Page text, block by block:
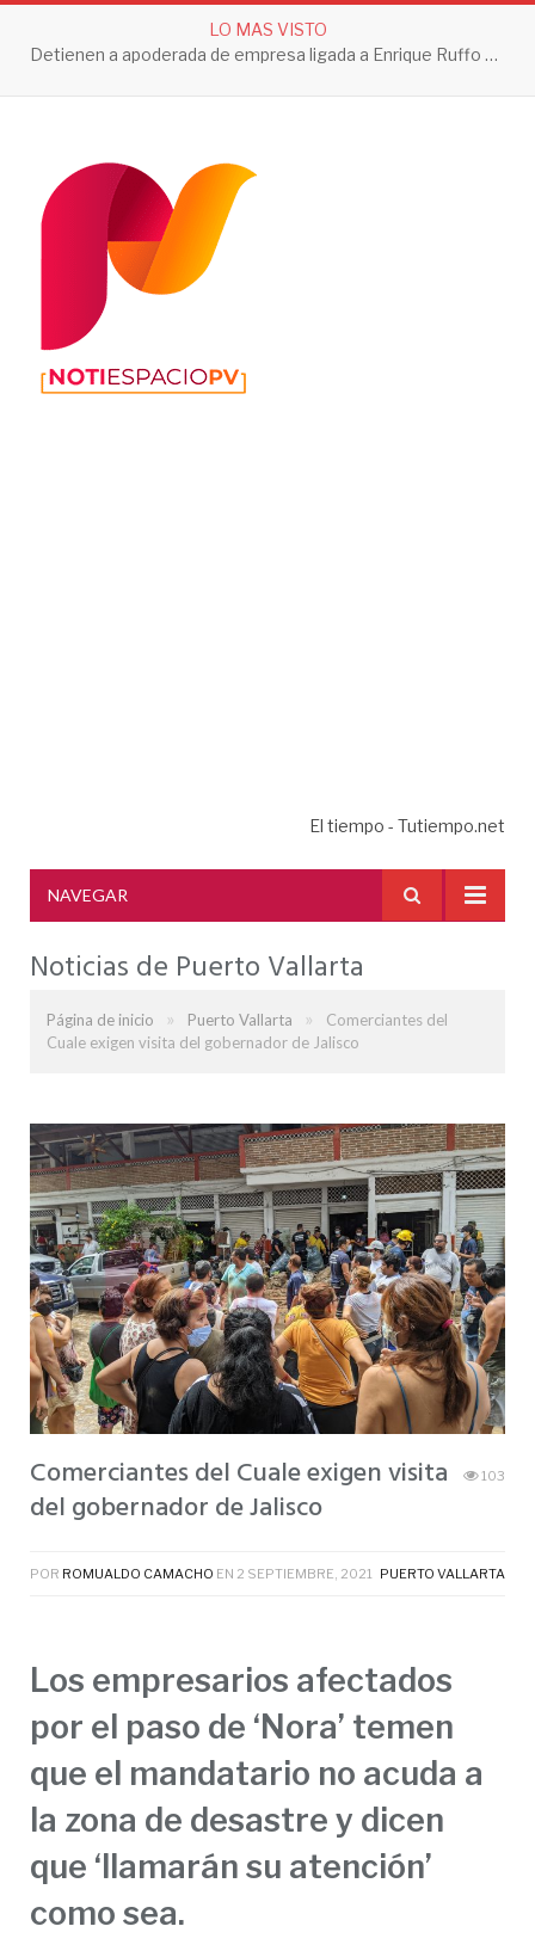
LO MAS VISTO
Detienen a apoderada de empresa ligada a Enrique Ruffo por investigación de Huachicol Fiscal
El tiempo - Tutiempo.net
NAVEGAR
Noticias de Puerto Vallarta
Página de inicio » Puerto Vallarta »
Comerciantes del
Cuale exigen visita del gobernador de Jalisco
Comerciantes del Cuale exigen visita
del gobernador de Jalisco
103
POR ROMUALDO CAMACHO EN 2 SEPTIEMBRE, 2021 PUERTO VALLARTA
Los empresarios afectados
por el paso de ‘Nora’ temen
que el mandatario no acuda a
la zona de desastre y dicen
que ‘llamarán su atención’
como sea.